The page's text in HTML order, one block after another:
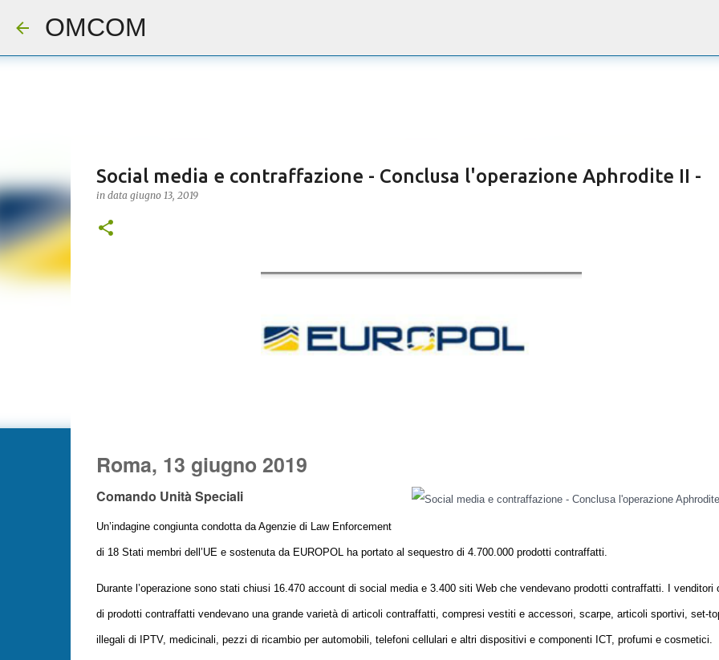
OMCOM
Social media e contraffazione - Conclusa l'operazione Aphrodite II -
in data giugno 13, 2019
Roma, 13 giugno 2019
Comando Unità Speciali
Un’indagine congiunta condotta da Agenzie di Law Enforcement
di 18 Stati membri dell’UE e sostenuta da EUROPOL ha portato al sequestro di 4.700.000 prodotti contraffatti.
Durante l’operazione sono stati chiusi 16.470 account di social media e 3.400 siti Web che vendevano prodotti contraffatti. I venditori
di prodotti contraffatti vendevano una grande varietà di articoli contraffatti, compresi vestiti e accessori, scarpe, articoli sportivi, set-
illegali di IPTV, medicinali, pezzi di ricambio per automobili, telefoni cellulari e altri dispositivi e componenti ICT, profumi e cosmetici.